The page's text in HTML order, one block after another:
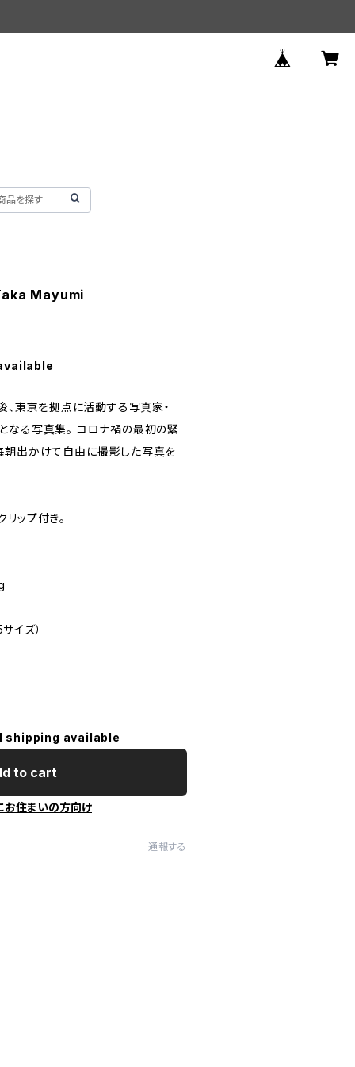
Mayumi
、東京を拠点に活動する写真家・
る写真集。 コロナ禍の最初の緊
朝出かけて自由に撮影した写真を
ップ付き。
イズ）
shipping available
to cart
お住まいの方向け
通報する